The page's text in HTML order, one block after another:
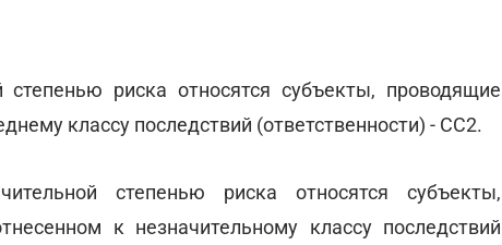
риска относятся субъекты, проводящие
классу последствий (ответственности) - СС2.
степенью риска относятся субъекты,
к незначительному классу последствий